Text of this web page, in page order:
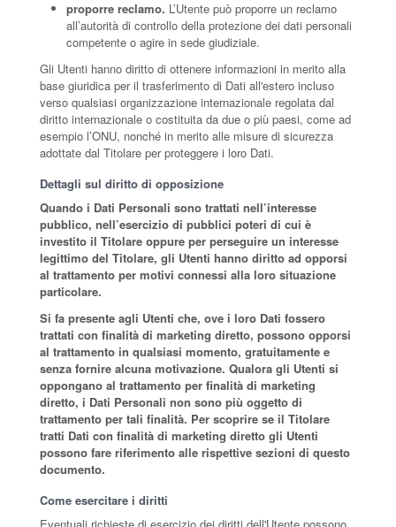
proporre reclamo. L’Utente può proporre un reclamo
all’autorità di controllo della protezione dei dati personali
competente o agire in sede giudiziale.
Gli Utenti hanno diritto di ottenere informazioni in merito alla
base giuridica per il trasferimento di Dati all'estero incluso
verso qualsiasi organizzazione internazionale regolata dal
diritto internazionale o costituita da due o più paesi, come ad
esempio l’ONU, nonché in merito alle misure di sicurezza
adottate dal Titolare per proteggere i loro Dati.
Dettagli sul diritto di opposizione
Quando i Dati Personali sono trattati nell’interesse
pubblico, nell’esercizio di pubblici poteri di cui è
investito il Titolare oppure per perseguire un interesse
legittimo del Titolare, gli Utenti hanno diritto ad opporsi
al trattamento per motivi connessi alla loro situazione
particolare.
Si fa presente agli Utenti che, ove i loro Dati fossero
trattati con finalità di marketing diretto, possono opporsi
al trattamento in qualsiasi momento, gratuitamente e
senza fornire alcuna motivazione. Qualora gli Utenti si
oppongano al trattamento per finalità di marketing
diretto, i Dati Personali non sono più oggetto di
trattamento per tali finalità. Per scoprire se il Titolare
tratti Dati con finalità di marketing diretto gli Utenti
possono fare riferimento alle rispettive sezioni di questo
documento.
Come esercitare i diritti